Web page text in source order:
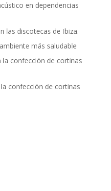
en dependencias
las discotecas de Ibiza.
más saludable
la confección de cortinas
confección de cortinas